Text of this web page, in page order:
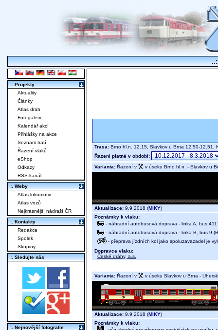
Trasa: Brno hl.n. 12.15, Slavkov u Brna 12.50-
Řazení platné v období:
Varianta: Řazení v v úseku Brno hl.n. - Slavkov u
Aktualizace: 9.9.2018 (MIKY)
Poznámky k vlaku:
- náhradní autobusová doprava - linka A, bus
- náhradní autobusová doprava - linka B, bus 9
- přeprava jízdních kol jako spoluzavazadel je
Dopravce vlaku:
České dráhy, a.s. ;
Varianta: Řazení v v úseku Slavkov u Brna -
Aktualizace: 9.9.2018 (MIKY)
Poznámky k vlaku:
:. Projekty
Aktuality
Články
Atlas drah
Fotogalerie
Kalendář akcí
Přihlášky na akce
Seznam tratí
Řazení vlaků
eShop
Odkazy
RSS kanál
:. Weby
Atlas lokomotiv
Atlas vozů
Nejkrásnější nádraží ČR
:. Kontakty
Redakce
Spolek
Skupiny
:. Sledujte nás
:. Nejnovější fotografie